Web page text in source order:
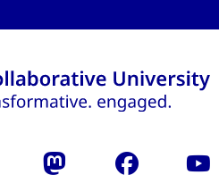
Mastodon Facebook